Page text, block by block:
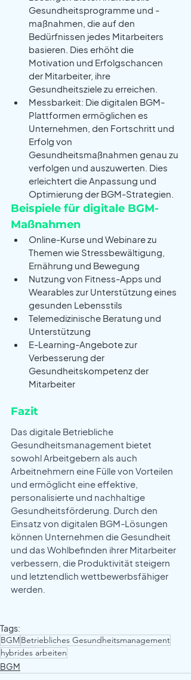
Gesundheitsprogramme und -
maßnahmen, die auf den
Bedürfnissen jedes Mitarbeiters
basieren. Dies erhöht die
Motivation und Erfolgschancen
der Mitarbeiter, ihre
Gesundheitsziele zu erreichen.
Messbarkeit: Die digitalen BGM-
Plattformen ermöglichen es
Unternehmen, den Fortschritt und
Erfolg von
Gesundheitsmaßnahmen genau zu
verfolgen und auszuwerten. Dies
erleichtert die Anpassung und
Optimierung der BGM-Strategien.
Beispiele für digitale BGM-
Maßnahmen
Online-Kurse und Webinare zu
Themen wie Stressbewältigung,
Ernährung und Bewegung
Nutzung von Fitness-Apps und
Wearables zur Unterstützung eines
gesunden Lebensstils
Telemedizinische Beratung und
Unterstützung
E-Learning-Angebote zur
Verbesserung der
Gesundheitskompetenz der
Mitarbeiter
Fazit
Das digitale Betriebliche
Gesundheitsmanagement bietet
sowohl Arbeitgebern als auch
Arbeitnehmern eine Fülle von Vorteilen
und ermöglicht eine effektive,
personalisierte und nachhaltige
Gesundheitsförderung. Durch den
Einsatz von digitalen BGM-Lösungen
können Unternehmen die Gesundheit
und das Wohlbefinden ihrer Mitarbeiter
verbessern, die Produktivität steigern
und letztendlich wettbewerbsfähiger
werden.
Tags:
BGMBetriebliches Gesundheitsmanagement
hybrides arbeiten
BGM